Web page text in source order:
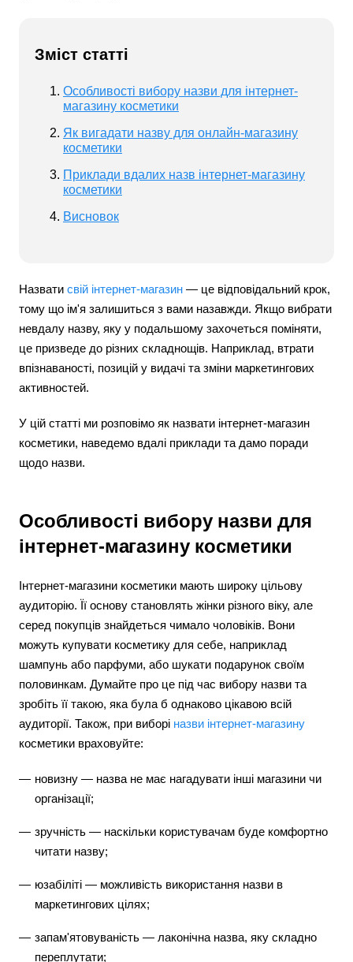
Зміст статті
Особливості вибору назви для інтернет-
магазину косметики
Як вигадати назву для онлайн-магазину
косметики
Приклади вдалих назв інтернет-магазину
косметики
Висновок
Назвати свій інтернет-магазин — це відповідальний крок,
тому що ім'я залишиться з вами назавжди. Якщо вибрати
невдалу назву, яку у подальшому захочеться поміняти,
це призведе до різних складнощів. Наприклад, втрати
впізнаваності, позицій у видачі та зміни маркетингових
активностей.
У цій статті ми розповімо як назвати інтернет-магазин
косметики, наведемо вдалі приклади та дамо поради
щодо назви.
Особливості вибору назви для
інтернет-магазину косметики
Інтернет-магазини косметики мають широку цільову
аудиторію. Її основу становлять жінки різного віку, але
серед покупців знайдеться чимало чоловіків. Вони
можуть купувати косметику для себе, наприклад
шампунь або парфуми, або шукати подарунок своїм
половинкам. Думайте про це під час вибору назви та
зробіть її такою, яка була б однаково цікавою всій
аудиторії. Також, при виборі назви інтернет-магазину
косметики враховуйте:
новизну — назва не має нагадувати інші магазини чи
організації;
зручність — наскільки користувачам буде комфортно
читати назву;
юзабіліті — можливість використання назви в
маркетингових цілях;
запам'ятовуваність — лаконічна назва, яку складно
переплутати;